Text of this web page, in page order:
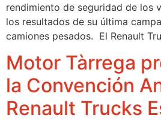
rendimiento de seguridad de los
los resultados de su última
camiones pesados. El Renault
Motor Tàrrega
la Convención
Renault Trucks